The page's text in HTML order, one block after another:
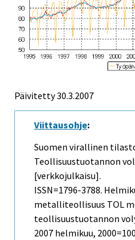
Päivitetty30.3.2007
Viittausohje:
Suomen virallinen
Teollisuustuotannon
[verkkojulkaisu].
ISSN=1796-3788.
metalliteollisuus TOL
teollisuustuotannon
2007 helmikuu,